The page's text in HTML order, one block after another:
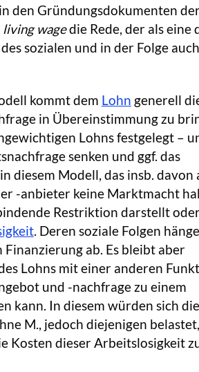
den Gründungsdokumenten
living wagedie Rede, der als eine
sozialen und in der Folge auch
kommt dem Lohn generell
in Übereinstimmung zu
Lohns festgelegt –
senken und ggf. das
diesem Modell, das insb. davon
-anbieter keine Marktmacht
Restriktion darstellt
. Deren soziale Folgen
ab. Es bleibt aber
Lohns mit einer anderen
und -nachfrage zu einem
kann. In diesem würden sich
M., jedoch diejenigen
Kosten dieser Arbeitslosigkeit